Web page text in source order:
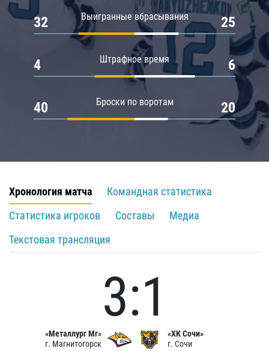
Выигранные вбрасывания
32 25
Штрафное время
4 6
Броски по воротам
40 20
Хронология матча
Командная статистика
Статистика игроков
Составы
Медиа
Текстовая трансляция
«Металлург Мг»
г. Магнитогорск
3:1
«ХК Сочи»
г. Сочи